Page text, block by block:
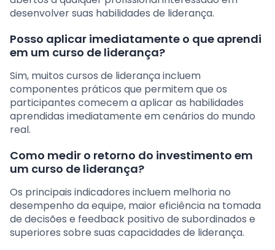
desenvolver suas habilidades de liderança.
Posso aplicar imediatamente o que aprendi
em um curso de liderança?
Sim, muitos cursos de liderança incluem
componentes práticos que permitem que os
participantes comecem a aplicar as habilidades
aprendidas imediatamente em cenários do mundo
real.
Como medir o retorno do investimento em
um curso de liderança?
Os principais indicadores incluem melhoria no
desempenho da equipe, maior eficiência na tomada
de decisões e feedback positivo de subordinados e
superiores sobre suas capacidades de liderança.